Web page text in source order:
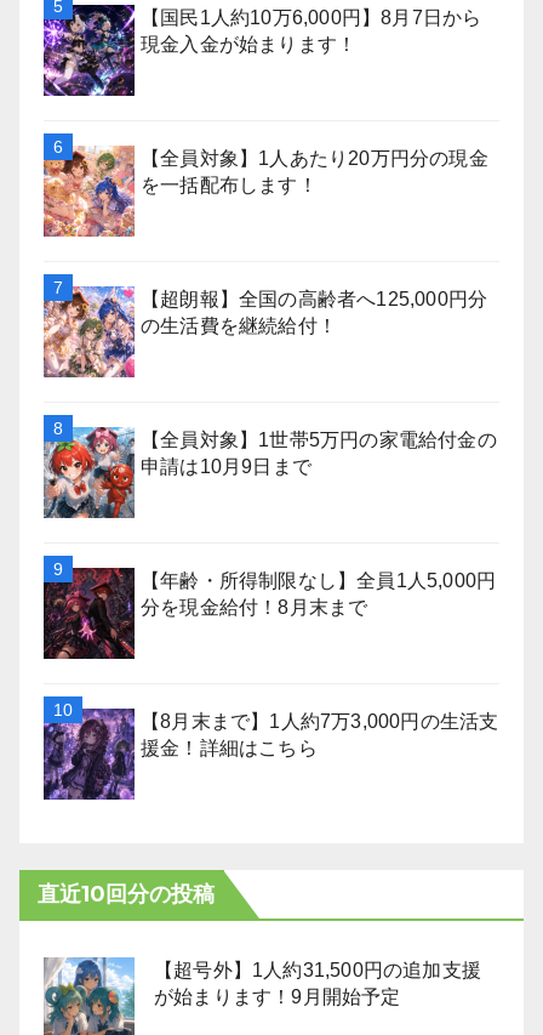
【国民1人約10万6,000円】8月7日から
現金入金が始まります！
【全員対象】1人あたり20万円分の現金
を一括配布します！
【超朗報】全国の高齢者へ125,000円分
の生活費を継続給付！
【全員対象】1世帯5万円の家電給付金の
申請は10月9日まで
【年齢・所得制限なし】全員1人5,000円
分を現金給付！8月末まで
【8月末まで】1人約7万3,000円の生活支
援金！詳細はこちら
直近10回分の投稿
【超号外】1人約31,500円の追加支援
が始まります！9月開始予定